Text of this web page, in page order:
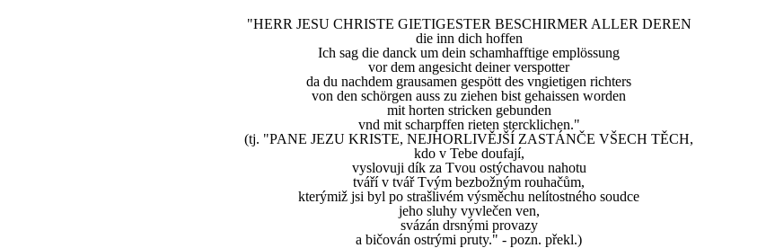
"HERR JESU CHRISTE GIETIGESTER BESCHIRMER ALLER DEREN
die inn dich hoffen
Ich sag die danck um dein schamhafftige emplössung
vor dem angesicht deiner verspotter
da du nachdem grausamen gespött des vngietigen richters
von den schörgen auss zu ziehen bist gehaissen worden
mit horten stricken gebunden
vnd mit scharpffen rieten stercklichen."
(tj. "PANE JEZU KRISTE, NEJHORLIVĚJŠÍ ZASTÁNČE VŠECH TĚCH,
kdo v Tebe doufají,
vyslovuji dík za Tvou ostýchavou nahotu
tváří v tvář Tvým bezbožným rouhačům,
kterýmiž jsi byl po strašlivém výsměchu nelítostného soudce
jeho sluhy vyvlečen ven,
svázán drsnými provazy
a bičován ostrými pruty." - pozn. překl.)